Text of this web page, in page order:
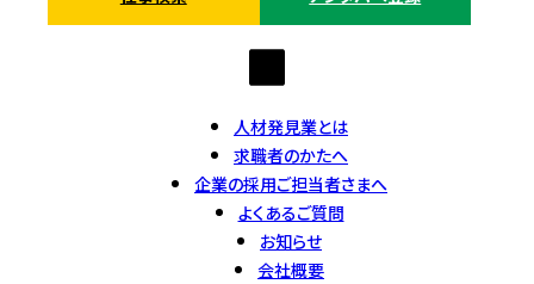
人材発見業とは
求職者のかたへ
企業の採用ご担当者さまへ
よくあるご質問
お知らせ
会社概要